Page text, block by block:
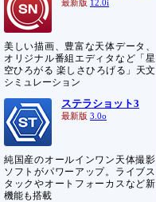
最新版 12.0i
美しい描画、豊富な天体データ、
オリジナル番組エディタなど「星
空ひろがる 楽しさひろげる」天文
シミュレーション
ステラショット3
最新版 3.0o
純国産のオールインワン天体撮影
ソフトがパワーアップ。ライブス
タックやオートフォーカスなど新
機能も搭載